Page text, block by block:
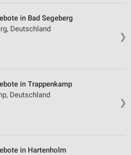
❯
in Bad Segeberg
Deutschland
❯
in Trappenkamp
Deutschland
in Hartenholm